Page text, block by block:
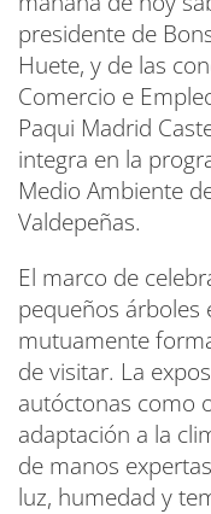
presidente de
Huete, y de las
Comercio e
Paqui Madrid
integra en la
Medio Ambiente
Valdepeñas.
El marco de
pequeños árboles
mutuamente
de visitar. La
autóctonas como
adaptación a la
de manos
luz, humedad y